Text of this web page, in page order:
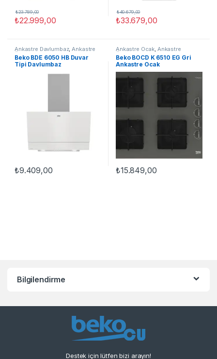
₺22.999,00
₺23.789,00
₺33.679,00
₺40.679,00
Ankastre Davlumbaz, Ankastre
Ürünleri,Beyaz Eşya
Beko BDE 6050 HB Duvar
Tipi Davlumbaz
₺9.409,00
Ankastre Ocak Ankastre
Ürünleri ,Beyaz Eşya
Beko BOCD K 6510 EG Gri
Ankastre Ocak
₺15.849,00
Bilgilendirme
Destek için lütfen bizi arayın!